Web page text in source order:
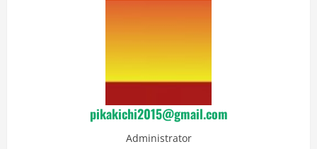
pikakichi2015@gmail.com
Administrator